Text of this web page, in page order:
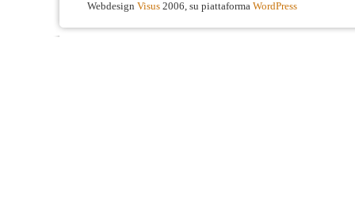
Webdesign Visus 2006, su piattaforma WordPress